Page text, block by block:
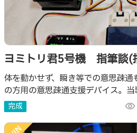
ヨミトリ君5号機 指筆談(
し、微小荷重/脳波/筋電で
支援装置
体を動かせず、瞬き等での意思疎
の方用の意思疎通支援デバイス。
きを微小荷重、脳波、特殊筋電で
のデバイス操作を可能にします。
完成 visibility